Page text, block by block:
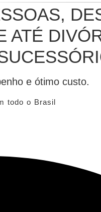
ATÉ
e ótimo custo.
todo o Brasil